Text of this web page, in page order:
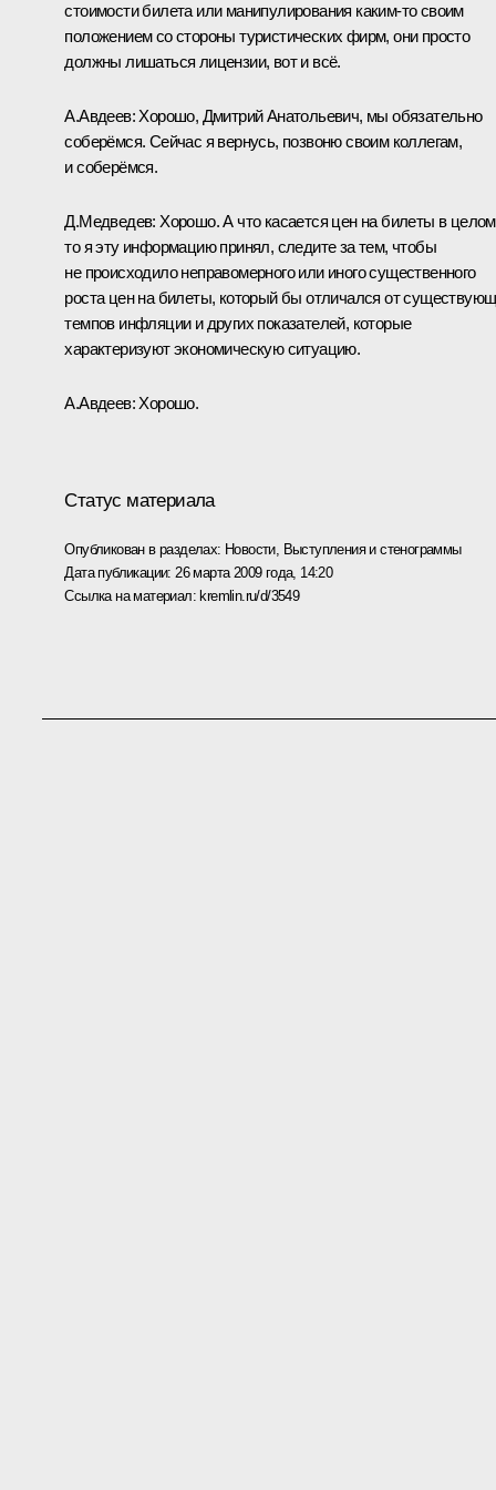
стоимости билета или манипулирования каким‑то своим
положением со стороны туристических фирм, они просто
должны лишаться лицензии, вот и всё.
А.Авдеев: Хорошо, Дмитрий Анатольевич, мы обязательно
соберёмся. Сейчас я вернусь, позвоню своим коллегам,
и соберёмся.
Д.Медведев: Хорошо. А что касается цен на билеты в
то я эту информацию принял, следите за тем, чтобы
не происходило неправомерного или иного существенного
роста цен на билеты, который бы отличался от
темпов инфляции и других показателей, которые
характеризуют экономическую ситуацию.
А.Авдеев: Хорошо.
Статус материала
Опубликован в разделах: Новости, Выступления и стенограммы
Дата публикации: 26 марта 2009 года, 14:20
Ссылка на материал:kremlin.ru/d/3549